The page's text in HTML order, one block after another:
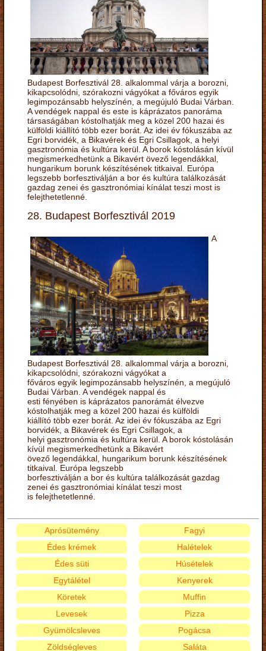
Budapest Borfesztivál 28. alkalommal várja a borozni,
kikapcsolódni, szórakozni vágyókat a főváros egyik
legimpozánsabb helyszínén, a megújuló Budai Várban.
A vendégek nappal és este is káprázatos panoráma
társaságában kóstolhatják meg a közel 200 hazai és
külföldi kiállító több ezer borát. Az idei év fókuszába az
Egri borvidék, a Bikavérek és Egri Csillagok, a helyi
gasztronómia és kultúra kerül. A borok kóstolásán kívül
megismerkedhetünk a Bikavért övező legendákkal,
hungarikum borunk készítésének titkaival. Európa
legszebb borfesztiválján a bor és kultúra találkozását
gazdag zenei és gasztronómiai kínálat teszi most is
felejthetetlenné.
28. Budapest Borfesztivál 2019
A
Budapest Borfesztivál 28. alkalommal várja a borozni,
kikapcsolódni, szórakozni vágyókat a
főváros egyik legimpozánsabb helyszínén, a megújuló
Budai Várban. A vendégek nappal és
esti fényében is káprázatos panorámát élvezve
kóstolhatják meg a közel 200 hazai és külföldi
kiállító több ezer borát. Az idei év fókuszába az Egri
borvidék, a Bikavérek és Egri Csillagok, a
helyi gasztronómia és kultúra kerül. A borok kóstolásán
kívül megismerkedhetünk a Bikavért
övező legendákkal, hungarikum borunk készítésének
titkaival. Európa legszebb
borfesztiválján a bor és kultúra találkozását gazdag
zenei és gasztronómiai kínálat teszi most
is felejthetetlenné.
Aprósütemény
Édes krémek
Édes süti
Egytálétel
Fagyi
Halételek
Húsételek
Kenyerek
Köretek
Levesek
Gyümölcsleves
Zöldségleves
Muffin
Pizza
Pogácsa
Saláta